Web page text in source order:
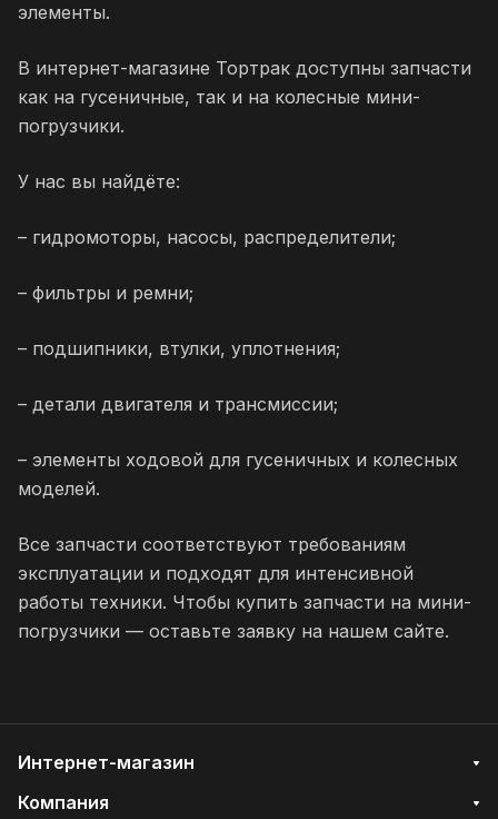
элементы.
В интернет-магазине Тортрак доступны запчасти
как на гусеничные, так и на колесные мини-
погрузчики.
У нас вы найдёте:
– гидромоторы, насосы, распределители;
– фильтры и ремни;
– подшипники, втулки, уплотнения;
– детали двигателя и трансмиссии;
– элементы ходовой для гусеничных и колесных
моделей.
Все запчасти соответствуют требованиям
эксплуатации и подходят для интенсивной
работы техники. Чтобы купить запчасти на мини-
погрузчики — оставьте заявку на нашем сайте.
Интернет-магазин
Компания